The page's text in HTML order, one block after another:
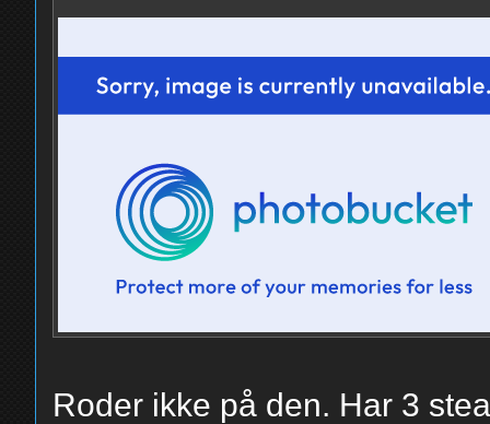
Roder ikke på den. Har 3